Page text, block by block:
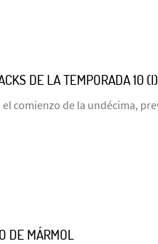
DE LA TEMPORADA 10 (I)
comienzo de la undécima,
DE MÁRMOL